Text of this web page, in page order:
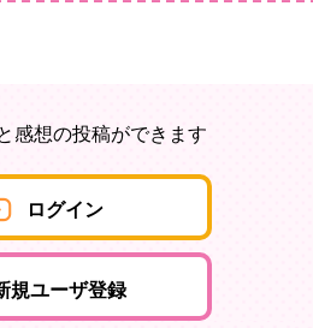
感想の投稿ができます
ログイン
規ユーザ登録